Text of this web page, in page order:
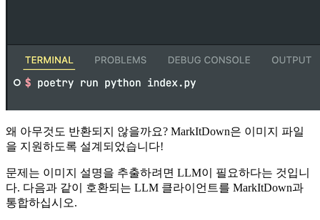
왜 아무것도 반환되지 않을까요? MarkItDown은 이미지 파일
을 지원하도록 설계되었습니다!
문제는 이미지 설명을 추출하려면 LLM이 필요하다는 것입니
다. 다음과 같이 호환되는 LLM 클라이언트를 MarkItDown과
통합하십시오.